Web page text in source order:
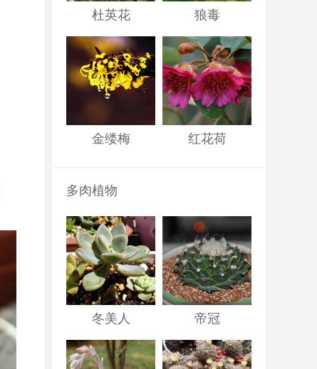
杜英花 狼毒
金缕梅 红花荷
多肉植物
冬美人 帝冠